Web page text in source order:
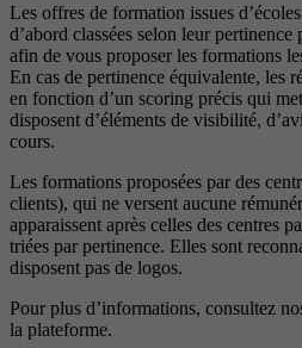
Les offres de formation issues
d’abord classées selon leur
afin de vous proposer les formations
En cas de pertinence équivalente, les
en fonction d’un scoring précis qui
disposent d’éléments de visibilité,
cours.
Les formations proposées par des
clients), qui ne versent aucune
apparaissent après celles des centres
triées par pertinence. Elles sont
disposent pas de logos.
Pour plus d’informations, consultez
la plateforme.